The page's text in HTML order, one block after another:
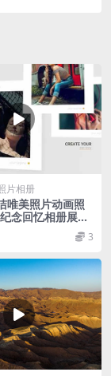
片相册
唯美照片动画照
念回忆相册展示
3